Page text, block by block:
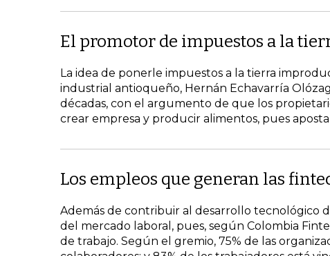
El promotor de impuestos a la
La idea de ponerle impuestos a la tierra
industrial antioqueño, Hernán Echavarría
décadas, con el argumento de que los
crear empresa y producir alimentos, pues
Los empleos que generan las
Además de contribuir al desarrollo tecnológico
del mercado laboral, pues, según Colombia
de trabajo. Según el gremio, 75% de las